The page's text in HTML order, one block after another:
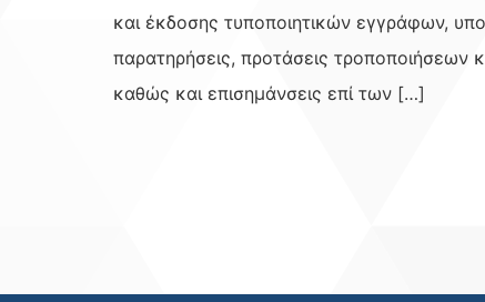
και έκδοσης τυποποιητικών εγγράφων,
παρατηρήσεις, προτάσεις τροποποιήσεων
καθώς και επισημάνσεις επί των […]